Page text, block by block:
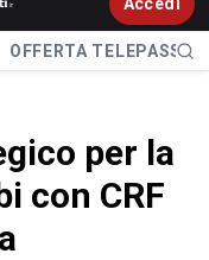
OFFERTA TELEPASS
per la
con CRF